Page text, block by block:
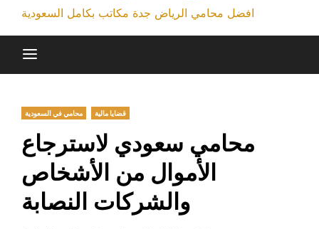
افضل محامي الرياض جدة مكاتب بكامل السعودية
قضايا مالية محامي في السعودية
محامي سعودي لاسترجاع
الأموال من الأشخاص
والشركات النصابة